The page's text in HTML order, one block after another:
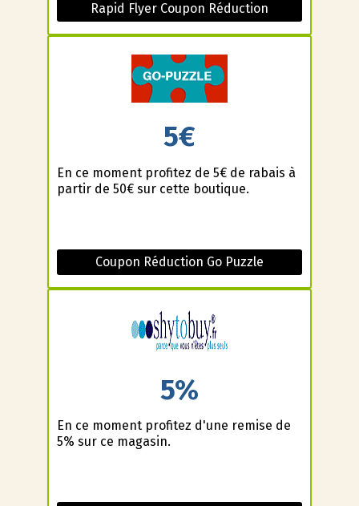
Rapid Flyer Coupon Réduction
5€
En ce moment profitez de 5€ de rabais à
partir de 50€ sur cette boutique.
Coupon Réduction Go Puzzle
5%
En ce moment profitez d'une remise de
5% sur ce magasin.